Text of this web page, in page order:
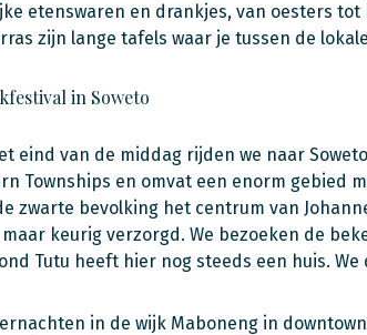
etenswaren en drankjes, van oesters
zijn lange tafels waar je tussen de
in Soweto
eind van de middag rijden we naar
Townships en omvat een enorm gebied
zwarte bevolking het centrum van
maar keurig verzorgd. We bezoeken de
Tutu heeft hier nog steeds een huis.
in de wijk Maboneng in